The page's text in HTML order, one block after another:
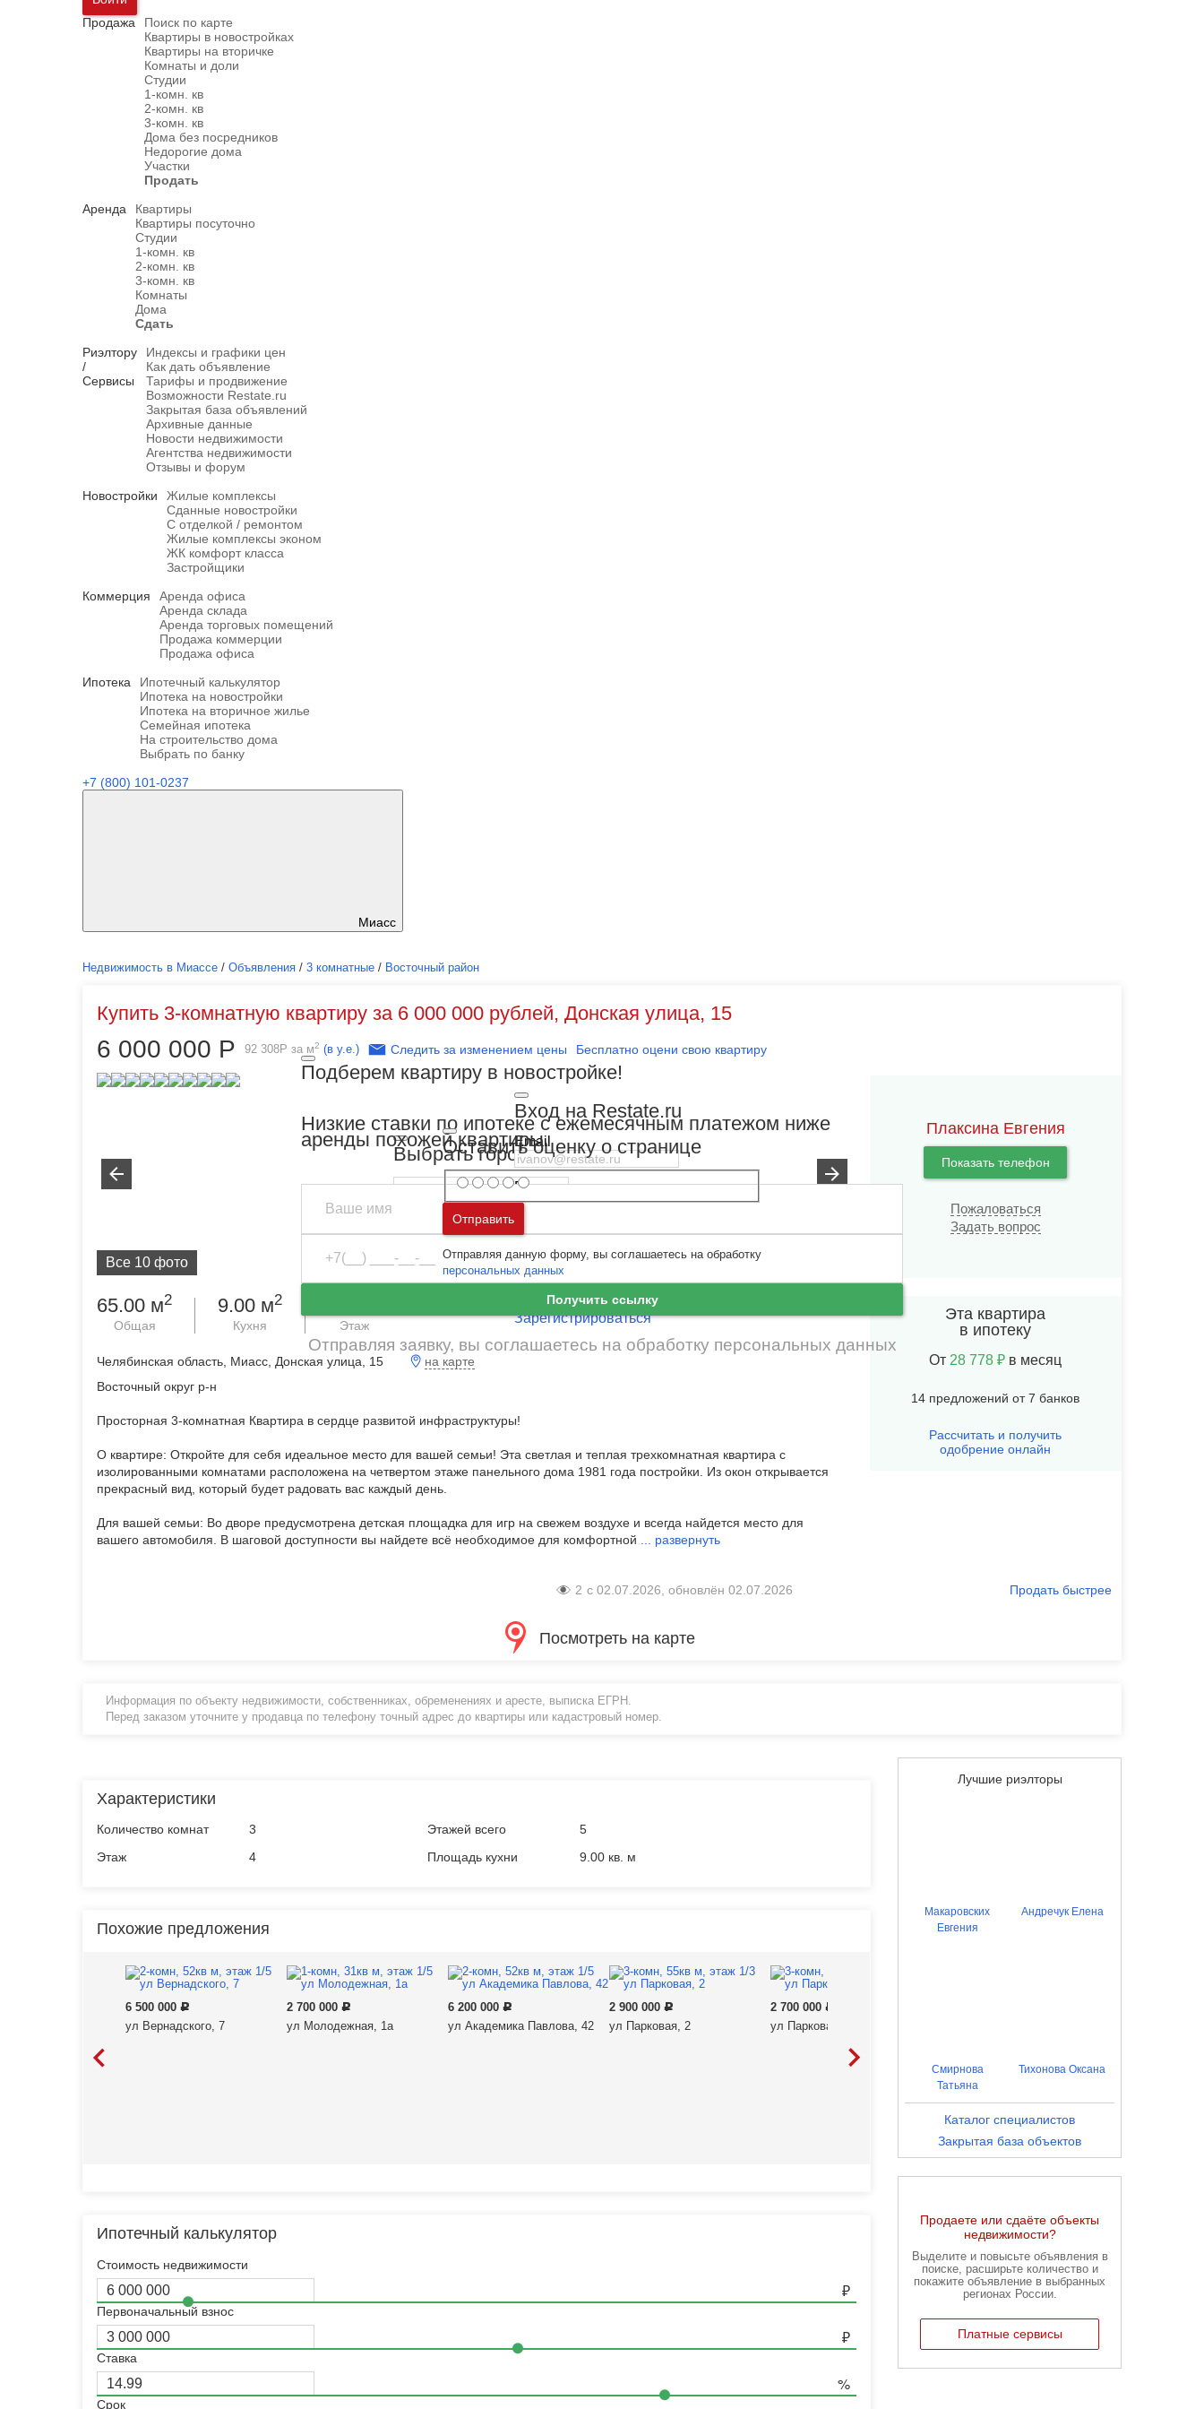
Продажа
Поиск по карте
Квартиры в новостройках
Квартиры на вторичке
Комнаты и доли
Студии
1-комн. кв
2-комн. кв
3-комн. кв
Дома без посредников
Недорогие дома
Участки
Продать
Аренда
Квартиры
Квартиры посуточно
Студии
1-комн. кв
2-комн. кв
3-комн. кв
Комнаты
Дома
Сдать
Риэлтору
/
Сервисы
Индексы и графики цен
Как дать объявление
Тарифы и продвижение
Возможности Restate.ru
Закрытая база объявлений
Архивные данные
Новости недвижимости
Агентства недвижимости
Отзывы и форум
Новостройки
Жилые комплексы
Сданные новостройки
С отделкой / ремонтом
Жилые комплексы эконом
ЖК комфорт класса
Застройщики
Коммерция
Аренда офиса
Аренда склада
Аренда торговых помещений
Продажа коммерции
Продажа офиса
Ипотека
Ипотечный калькулятор
Ипотека на новостройки
Ипотека на вторичное жилье
Семейная ипотека
На строительство дома
Выбрать по банку
+7 (800) 101-0237
Миасс
Выбрать город
Москва иМосковская область
Санкт-Петербург
Ленинградская область
Вход на Restate.ru
Email
Пароль
Ошибка авторизации
Войти Забыли пароль
Зарегистрироваться
Недвижимость в Миассе / Объявления / 3 комнатные / Восточный район
Купить 3-комнатную квартиру за 6 000 000 рублей, Донская улица, 15
Все 10 фото
6 000 000 Р 92 308Р за м2 (в у.е.) Следить за изменением цены Бесплатно оцени свою квартиру
65.00 м2
Общая
9.00 м2
Кухня Этаж
Челябинская область, Миасс, Донская улица, 15
на карте
Восточный округ р-н
Просторная 3-комнатная Квартира в сердце развитой инфраструктуры!
О квартире: Откройте для себя идеальное место для вашей семьи! Эта светлая и теплая трехкомнатная квартира с
изолированными комнатами расположена на четвертом этаже панельного дома 1981 года постройки. Из окон открывается
прекрасный вид, который будет радовать вас каждый день.
Для вашей семьи: Во дворе предусмотрена детская площадка для игр на свежем воздухе и всегда найдется место для
вашего автомобиля. В шаговой доступности вы найдете всё необходимое для комфортной
развернуть
Плаксина Евгения
Показать телефон
Пожаловаться
Задать вопрос
Эта квартира
в ипотеку
От 28 778 ₽ в месяц
14 предложений от 7 банков
Рассчитать и получить
одобрение онлайн
2 с 02.07.2026, обновлён 02.07.2026 Продать быстрее
Посмотреть на карте
Информация по объекту недвижимости, собственниках, обременениях и аресте, выписка ЕГРН.
Перед заказом уточните у продавца по телефону точный адрес до квартиры или кадастровый номер.
Характеристики
Количество комнат
3
Этаж
4
Этажей всего
5
Площадь кухни
9.00 кв. м
Похожие предложения
6 500 000 Р
ул Вернадского, 7
2 700 000 Р
ул Молодежная, 1а
6 200 000 Р
ул Академика Павлова, 42
2 900 000 Р
ул Парковая, 2
2 700 000 Р
ул Парковая, 2
Ипотечный калькулятор
Стоимость недвижимости
Первоначальный взнос
Ставка
Срок
Подберем квартиру в новостройке!
Низкие ставки по ипотеке с ежемесячным платежом ниже
аренды похожей квартиры.
Получить ссылку
Отправляя заявку, вы соглашаетесь на обработку персональных данных
Лучшие риэлторы
Макаровских
Евгения
Андречук Елена
Смирнова
Татьяна
Тихонова Оксана
Каталог специалистов
Закрытая база объектов
Продаете или сдаёте объекты
недвижимости?
Выделите и повысьте объявления в
поиске, расширьте количество и
покажите объявление в выбранных
регионах России.
Платные сервисы
Оставить оценку о странице
Отправить
Отправляя данную форму, вы соглашаетесь на обработку
персональных данных